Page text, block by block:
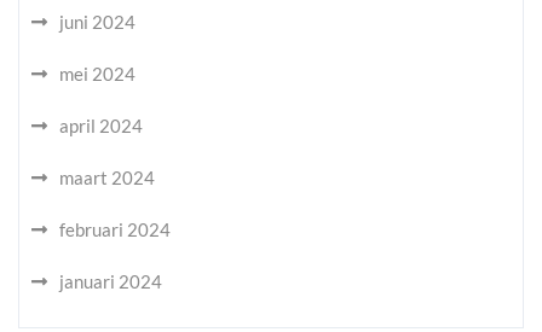
juni 2024
mei 2024
april 2024
maart 2024
februari 2024
januari 2024